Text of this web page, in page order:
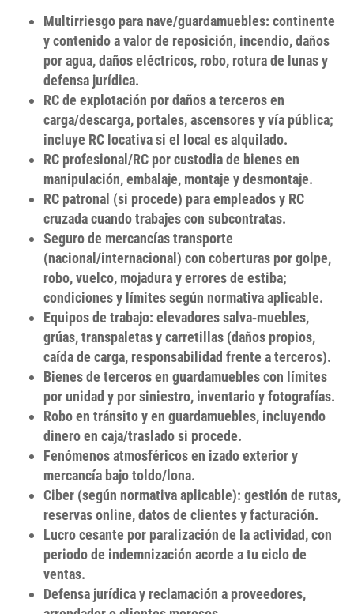
Multirriesgo para nave/guardamuebles: continente
y contenidoa valor de reposición, incendio,daños
por agua,daños eléctricos, robo, rotura de lunasy
defensa jurídica.
RC de explotación por daños a terceros en
carga/descarga, portales, ascensores y vía pública;
incluye RC locativasi el local es alquilado.
RC profesional /RC por custodia de bienesen
manipulación, embalaje, montaje y desmontaje.
RC patronal (si procede) para empleados y RC
cruzadacuando trabajes con subcontratas.
Seguro de mercancías transporte
(nacional/internacional) con coberturas porgolpe,
robo, vuelco, mojaduray errores de estiba;
condiciones y límites según normativa aplicable.
Equipos de trabajo: elevadores salva‑muebles,
grúas, transpaletas y carretillas (daños propios,
caída de carga, responsabilidad frente a terceros).
Bienes de terceros en guardamueblescon límites
por unidad y por siniestro, inventario y fotografías.
Robo en tránsitoy en guardamuebles, incluyendo
dinero en caja/trasladosi procede.
Fenómenos atmosféricosen izado exterior y
mercancía bajo toldo/lona.
Ciber (según normativa aplicable): gestión de rutas,
reservas online, datos de clientes y facturación.
Lucro cesante por paralización de la actividad, con
periodo de indemnización acorde a tu ciclo de
ventas.
Defensa jurídicay reclamación a proveedores,